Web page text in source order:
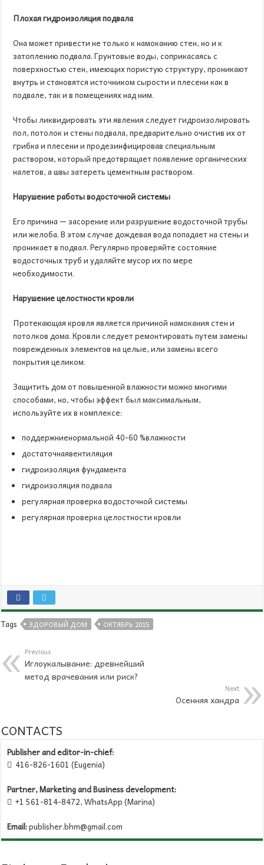
Плохая гидроизоляция подвала
Она может привести не только к намоканию стен, но и к
затоплению подвала. Грунтовые воды, соприкасаясь с
поверхностью стен, имеющих пористую структуру, проникают
внутрь и становятся источником сырости и плесени как в
подвале, так и в помещениях над ним.
Чтобы ликвидировать эти явления следует гидроизолировать
пол, потолок и стены подвала, предварительно очистив их от
грибка и плесени и продезинфицировав специальным
раствором, который предотвращает появление органических
налетов, а швы затереть цементным раствором.
Нарушение работы водосточной системы
Его причина — засорение или разрушение водосточной трубы
или желоба. В этом случае дождевая вода попадает на стены и
проникает в подвал. Регулярно проверяйте состояние
водосточных труб и удаляйте мусор их по мере
необходимости.
Нарушение целостности кровли
Протекающая кровля является причиной намокания стен и
потолков дома. Кровли следует ремонтировать путем замены
поврежденных элементов на целые, или замены всего
покрытия целиком.
Защитить дом от повышенной влажности можно многими
способами, но, чтобы эффект был максимальным,
используйте их в комплексе:
поддержниенормальной 40-60 %влажности
достаточнаявентиляция
гидроизоляция фундамента
гидроизоляция подвала
регулярная проверка водосточной системы
регулярная проверка целостности кровли
Tags ЗДОРОВЫЙ ДОМ ОКТЯБРЬ 2015
Previous
Иглоукалывание: древнейший
метод врачевания или риск?
Next
Осенняя хандра
CONTACTS
Publisher and editor-in-chief:
 416-826-1601 (Eugenia)
Partner, Marketing and Business development:
 +1 561-814-8472, WhatsApp (Marina)
Email:publisher.bhm@gmail.com